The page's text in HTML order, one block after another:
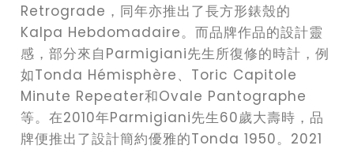
Retrograde，同年亦推出了長方形錶殼的
Kalpa Hebdomadaire。而品牌作品的設計靈
感，部分來自Parmigiani先生所復修的時計，例
如Tonda Hémisphère、Toric Capitole
Minute Repeater和Ovale Pantographe
等。在2010年Parmigiani先生60歲大壽時，品
牌便推出了設計簡約優雅的Tonda 1950。2021